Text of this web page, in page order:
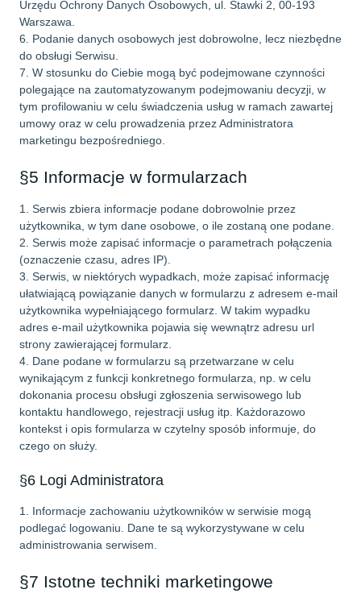
Urzędu Ochrony Danych Osobowych, ul. Stawki 2, 00-193
Warszawa.
6. Podanie danych osobowych jest dobrowolne, lecz niezbędne
do obsługi Serwisu.
7. W stosunku do Ciebie mogą być podejmowane czynności
polegające na zautomatyzowanym podejmowaniu decyzji, w
tym profilowaniu w celu świadczenia usług w ramach zawartej
umowy oraz w celu prowadzenia przez Administratora
marketingu bezpośredniego.
§5 Informacje w formularzach
1. Serwis zbiera informacje podane dobrowolnie przez
użytkownika, w tym dane osobowe, o ile zostaną one podane.
2. Serwis może zapisać informacje o parametrach połączenia
(oznaczenie czasu, adres IP).
3. Serwis, w niektórych wypadkach, może zapisać informację
ułatwiającą powiązanie danych w formularzu z adresem e-mail
użytkownika wypełniającego formularz. W takim wypadku
adres e-mail użytkownika pojawia się wewnątrz adresu url
strony zawierającej formularz.
4. Dane podane w formularzu są przetwarzane w celu
wynikającym z funkcji konkretnego formularza, np. w celu
dokonania procesu obsługi zgłoszenia serwisowego lub
kontaktu handlowego, rejestracji usług itp. Każdorazowo
kontekst i opis formularza w czytelny sposób informuje, do
czego on służy.
§6 Logi Administratora
1. Informacje zachowaniu użytkowników w serwisie mogą
podlegać logowaniu. Dane te są wykorzystywane w celu
administrowania serwisem.
§7 Istotne techniki marketingowe